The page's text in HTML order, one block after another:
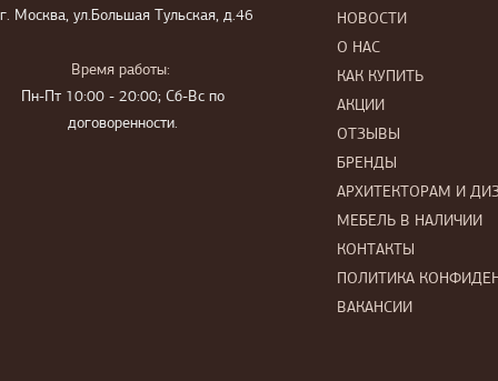
г. Москва, ул.Большая Тульская, д.46
Время работы:
Пн-Пт 10:00 - 20:00; Сб-Вс по
договоренности.
НОВОСТИ
О НАС
КАК КУПИТЬ
АКЦИИ
ОТЗЫВЫ
БРЕНДЫ
АРХИТЕКТОРАМ И
МЕБЕЛЬ В НАЛИЧИИ
КОНТАКТЫ
ПОЛИТИКА
ВАКАНСИИ